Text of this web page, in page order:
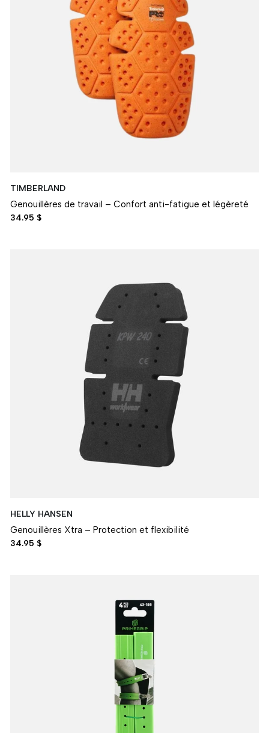
TIMBERLAND
Genouillères de travail – Confort anti-fatigue et légèreté
34.95 $
HELLY HANSEN
Genouillères Xtra – Protection et flexibilité
34.95 $